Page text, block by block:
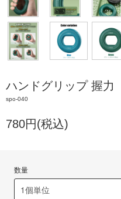
ハンドグリップ 握力
spo-040
780円(税込)
数量